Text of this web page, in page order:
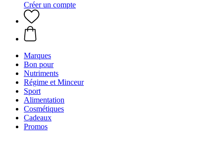
Créer un compte
Marques
Bon pour
Nutriments
Régime et Minceur
Sport
Alimentation
Cosmétiques
Cadeaux
Promos